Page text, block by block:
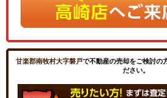
甘楽郡南牧村大字磐戸で不動産の売却をご検討の
ださい。